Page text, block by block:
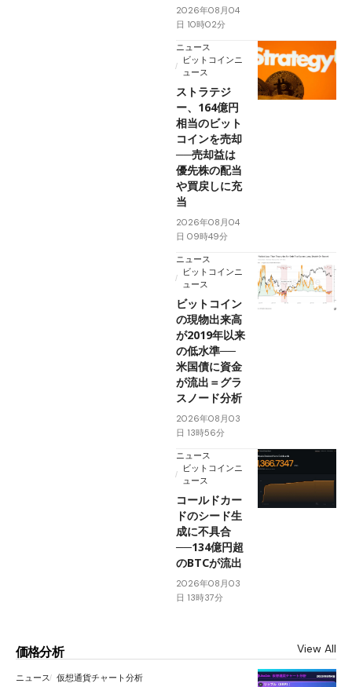
2026年08月04
日 10時02分
ニュース
ビットコインニ
ュース
ストラテジ
ー、164億円
相当のビット
コインを売却
──売却益は
優先株の配当
や買戻しに充
当
2026年08月04
日 09時49分
ニュース
ビットコインニ
ュース
ビットコイン
の現物出来高
が2019年以来
の低水準──
米国債に資金
が流出＝グラ
スノード分析
2026年08月03
日 13時56分
ニュース
ビットコインニ
ュース
コールドカー
ドのシード生
成に不具合
──134億円超
のBTCが流出
2026年08月03
日 13時37分
価格分析 View All
ニュース 仮想通貨チャート分析